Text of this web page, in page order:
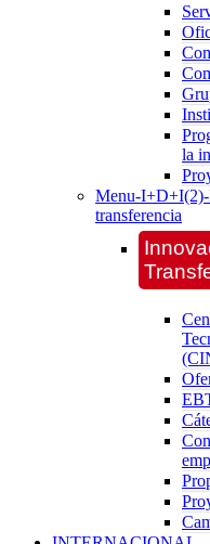
la
Menu-
transferencia